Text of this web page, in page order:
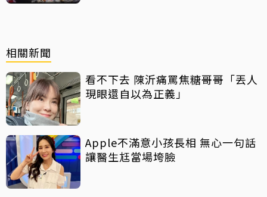
相關新聞
看不下去 陳沂痛罵焦糖哥哥「丟人
現眼還自以為正義」
Apple不滿意小孩長相 無心一句話
讓醫生尪當場垮臉